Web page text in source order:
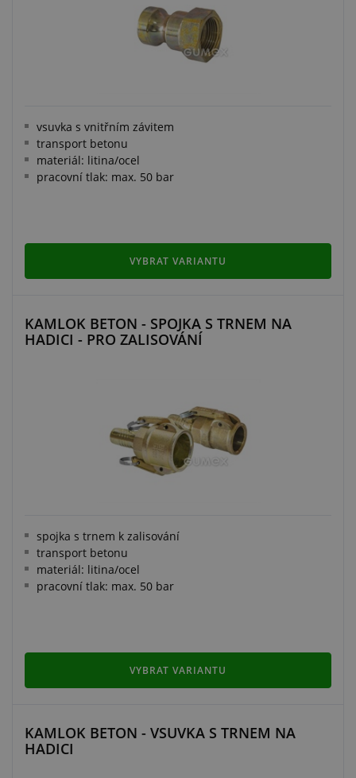
vsuvka s vnitřním závitem
transport betonu
materiál: litina/ocel
pracovní tlak: max. 50 bar
VYBRAT VARIANTU
KAMLOK BETON - SPOJKA S TRNEM NA
HADICI - PRO ZALISOVÁNÍ
spojka s trnem k zalisování
transport betonu
materiál: litina/ocel
pracovní tlak: max. 50 bar
VYBRAT VARIANTU
KAMLOK BETON - VSUVKA S TRNEM NA
HADICI